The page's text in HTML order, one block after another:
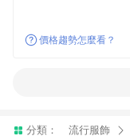
價格趨勢怎麼看？
分類： 流行服飾